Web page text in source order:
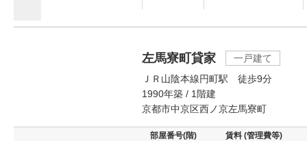
左馬寮町貸家
一戸建て
ＪＲ山陰本線円町駅 徒歩9分
1990年築 / 1階建
京都市中京区西ノ京左馬寮町
部屋番号(階) 賃料 (管理費等)